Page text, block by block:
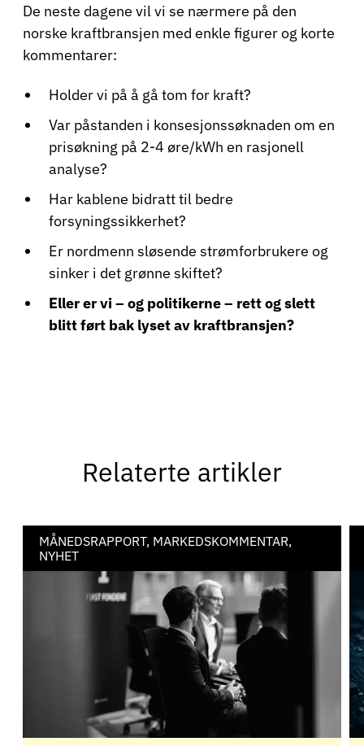
De neste dagene vil vi se nærmere på den
norske kraftbransjen med enkle figurer og korte
kommentarer:
Holder vi på å gå tom for kraft?
Var påstanden i konsesjonssøknaden om en
prisøkning på 2-4 øre/kWh en rasjonell
analyse?
Har kablene bidratt til bedre
forsyningssikkerhet?
Er nordmenn sløsende strømforbrukere og
sinker i det grønne skiftet?
Eller er vi – og politikerne – rett og slett
blitt ført bak lyset av kraftbransjen?
Relaterte artikler
MÅNEDSRAPPORT, MARKEDSKOMMENTAR,
NYHET